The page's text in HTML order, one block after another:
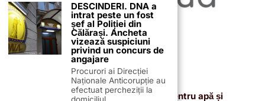
13 februarie 2026
Proiectul de 400 de milioane de euro pentru apă și
DESCINDERI. DNA a
intrat peste un fost
șef al Poliției din
Călărași. Ancheta
vizează suspiciuni
privind un concurs de
angajare
Procurori ai Direcției
Naționale Anticorupție au
efectuat percheziții la